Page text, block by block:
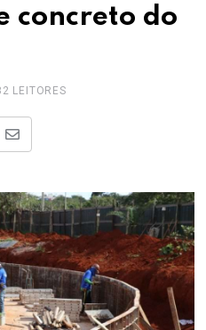
concreto do
LEITORES
Share
Email